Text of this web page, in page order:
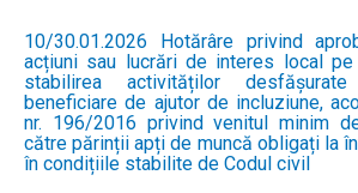
10/30.01.2026 Hotărâre privind
acțiuni sau lucrări de interes local pe
stabilirea activităților
beneficiare de ajutor de incluziune,
nr. 196/2016 privind venitul minim
către părinții apți de muncă obligați la
în condițiile stabilite de Codul civil